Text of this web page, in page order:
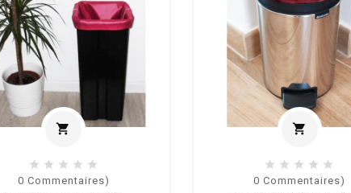
shopping_cart
0 Commentaires)
shopping_cart
0 Commentaires)